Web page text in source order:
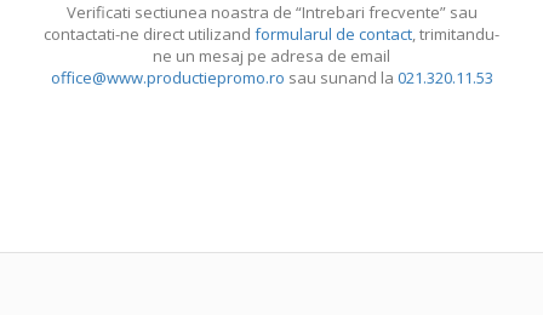
Verificati sectiunea noastra de “Intrebari frecvente” sau
contactati-ne direct utilizand formularul de contact, trimitandu-
ne un mesaj pe adresa de email
office@www.productiepromo.ro sau sunand la 021.320.11.53